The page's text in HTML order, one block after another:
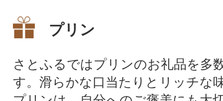
プリン
さとふるではプリンのお礼品を多
す。滑らかな口当たりとリッチな